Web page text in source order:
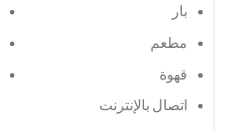
بار
مطعم
قهوة
اتصال بالإنترنت